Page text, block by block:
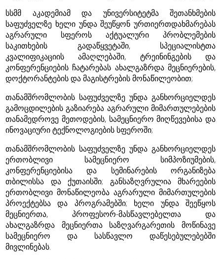
სსმმ აკადემიამ და უნივერსიტეტმა შეთანხმების
საფუძველზე ხელი უნდა შეუწყონ ურთიერთდახმარებას
აგრარული სფეროს აქტუალური პრობლემების
საკითხების გადაწყვეტაში, სპეციალისტთა
კვალიფიკაციის ამაღლებაში, ტრეინინგების და
კონფერენციების ჩატარებას ახალგაზრდა მეცნიერების,
დოქტორანტების და მაგისტრების მონაწილეობით;
თანამშრომლობის საფუძველზე უნდა განხორციელდეს
გამოცდილების გაზიარება აგრარული მიმართულებების
თანამედროვე მეთოდების, სამეცნიერო მიღწევებისა და
ინოვაციური ტექნოლოგიების სფეროში;
თანამშრომლობის საფუძველზე უნდა განხორციელდეს
ერთობლივი სამეცნიერო სიმპოზიუმების,
კონფერენციებისა და სემინარების ორგანიზება
თბილისსა და ქუთაისში; განსაზღვრულია მხარეების
ერთობლივი მონაწილეობა აგრარული მიმართულების
პროექტებსა და პროგრამებში; ხელი უნდა შეეწყოს
მეცნიერთა, პროფესორ-მასწავლებელთა და
ახალგაზრდა მეცნიერთა საზღვარგარეთის მოწინავე
სამეცნიერო და სასწავლო დაწესებულებებში
მივლინებას.